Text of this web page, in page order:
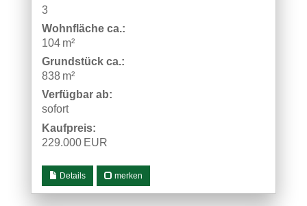
3
Wohnfläche ca.:
104 m²
Grund­stück ca.:
838 m²
Verfügbar ab:
sofort
Kaufpreis:
229.000 EUR
Details merken